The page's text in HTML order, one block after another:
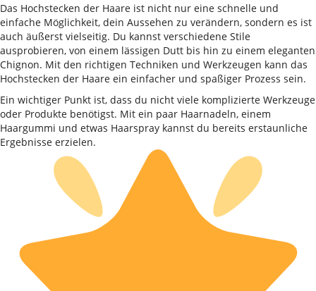
Das Hochstecken der Haare ist nicht nur eine schnelle und
einfache Möglichkeit, dein Aussehen zu verändern, sondern es ist
auch äußerst vielseitig. Du kannst verschiedene Stile
ausprobieren, von einem lässigen Dutt bis hin zu einem eleganten
Chignon. Mit den richtigen Techniken und Werkzeugen kann das
Hochstecken der Haare ein einfacher und spaßiger Prozess sein.
Ein wichtiger Punkt ist, dass du nicht viele komplizierte Werkzeuge
oder Produkte benötigst. Mit ein paar Haarnadeln, einem
Haargummi und etwas Haarspray kannst du bereits erstaunliche
Ergebnisse erzielen.